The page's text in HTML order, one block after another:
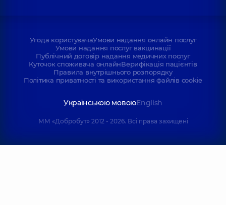
Угода користувачаУмови надання онлайн послуг
Умови надання послуг вакцинації
Публічний договір надання медичних послуг
Куточок споживача онлайнВерифікація пацієнтів
Правила внутрішнього розпорядку
Політика приватності та використання файлів cookie
Українською мовоюEnglish
ММ «Добробут» 2012 - 2026. Всі права захищені